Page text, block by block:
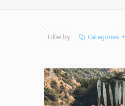
Filter by Categories